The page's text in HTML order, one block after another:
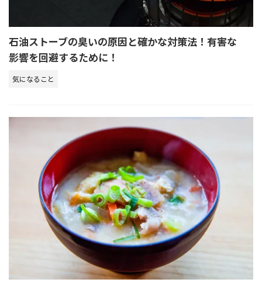
石油ストーブの臭いの原因と確かな対策法！有害な
影響を回避するために！
気になること